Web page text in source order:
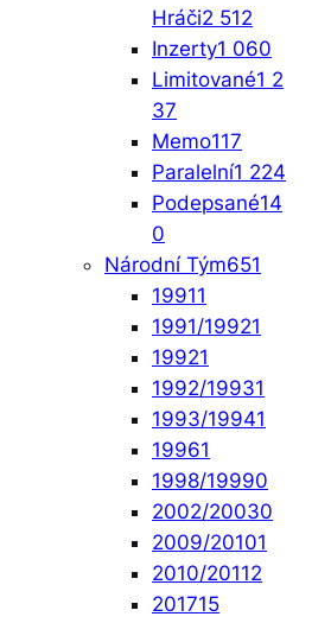
Hráči2 512
Inzerty1 060
Limitované1 2
37
Memo117
Paralelní1 224
Podepsané14
0
Národní Tým651
19911
1991/19921
19921
1992/19931
1993/19941
19961
1998/19990
2002/20030
2009/20101
2010/20112
201715